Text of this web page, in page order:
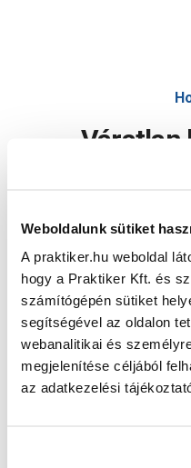
Weboldalunk sütiket
A praktiker.hu weboldal
hogy a Praktiker Kft. és
számítógépén sütiket
segítségével az oldalon
webanalitikai és
megjelenítése céljából
az adatkezelési
Váratlan
Oldal